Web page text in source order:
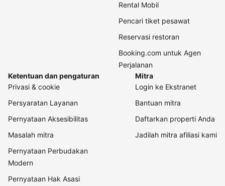
Rental Mobil
Pencari tiket pesawat
Reservasi restoran
Booking.com untuk Agen
Perjalanan
Ketentuan dan pengaturan
Privasi & cookie
Persyaratan Layanan
Pernyataan Aksesibilitas
Masalah mitra
Pernyataan Perbudakan
Modern
Pernyataan Hak Asasi
Mitra
Login ke Ekstranet
Bantuan mitra
Daftarkan properti Anda
Jadilah mitra afiliasi kami